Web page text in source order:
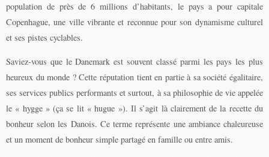
population de près de 6 millions d’habitants, le pays a pour capitale
Copenhague, une ville vibrante et reconnue pour son dynamisme culturel
et ses pistes cyclables.
Saviez-vous que le Danemark est souvent classé parmi les pays les plus
heureux du monde ? Cette réputation tient en partie à sa société égalitaire,
ses services publics performants et surtout, à sa philosophie de vie appelée
le « hygge » (ça se lit « hugue »). Il s’agit là clairement de la recette du
bonheur selon les Danois. Ce terme représente une ambiance chaleureuse
et un moment de bonheur simple partagé en famille ou entre amis.